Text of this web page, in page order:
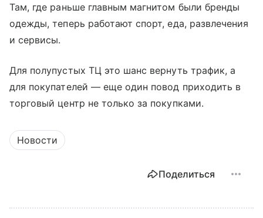
Там, где раньше главным магнитом были бренды
одежды, теперь работают спорт, еда, развлечения
и сервисы.
Для полупустых ТЦ это шанс вернуть трафик, а
для покупателей — еще один повод приходить в
торговый центр не только за покупками.
Новости
Поделиться